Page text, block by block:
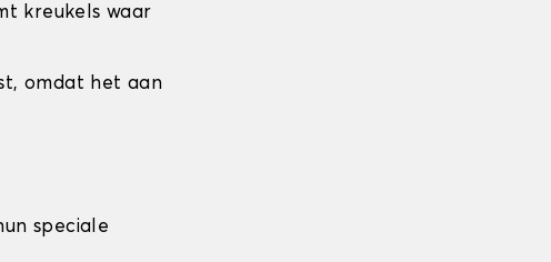
kreukels waar
omdat het aan
speciale